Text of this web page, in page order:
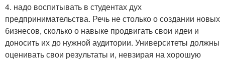
4. надо воспитывать в студентах дух
предпринимательства. Речь не столько о создании новых
бизнесов, сколько о навыке продвигать свои идеи и
доносить их до нужной аудитории. Университеты должны
оценивать свои результаты и, невзирая на хорошую